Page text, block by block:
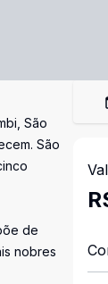
São
São
de
nobres